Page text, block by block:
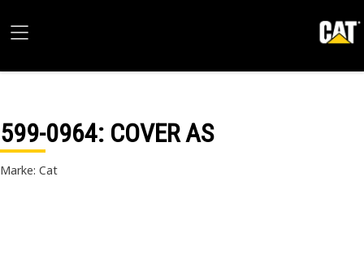
599-0964: COVER AS
Marke: Cat